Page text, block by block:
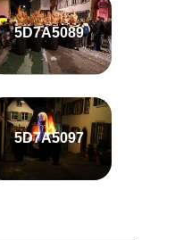
5D7A5089
5D7A5097